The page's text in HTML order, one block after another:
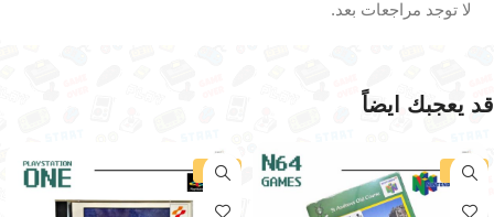
لا توجد مراجعات بعد.
قد يعجبك ايضاً
-34%
-30%